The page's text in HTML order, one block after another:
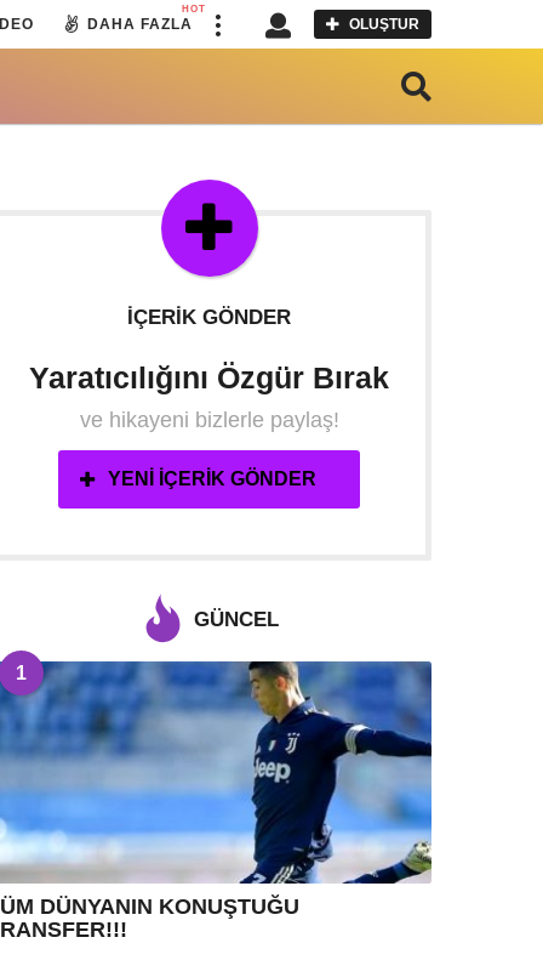
DAHA FAZLA
HOT
OLUŞTUR
İÇERIK GÖNDER
Yaratıcılığını Özgür Bırak
ve hikayeni bizlerle paylaş!
YENI İÇERIK GÖNDER
GÜNCEL
1
DÜNYANIN KONUŞTUĞU